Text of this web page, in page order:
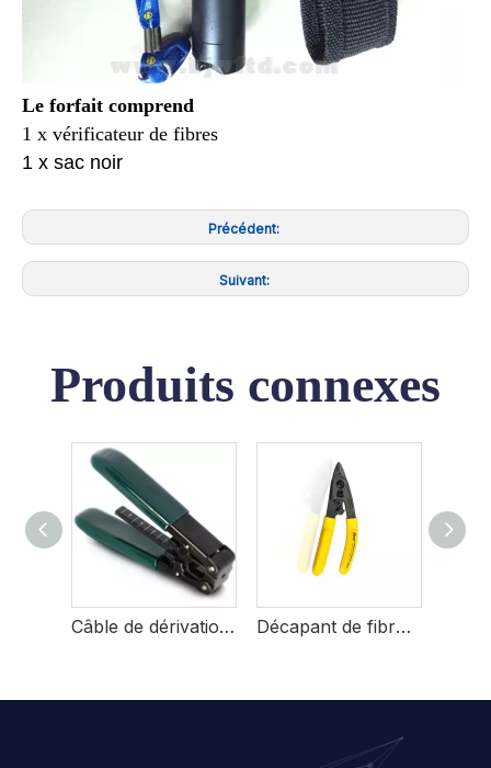
Le forfait comprend
1 x vérificateur de fibres
1 x sac noir
Précédent:
Suivant:
Produits connexes
Câble de dérivation, pince à dénuder Décapant de fibre à trois trous